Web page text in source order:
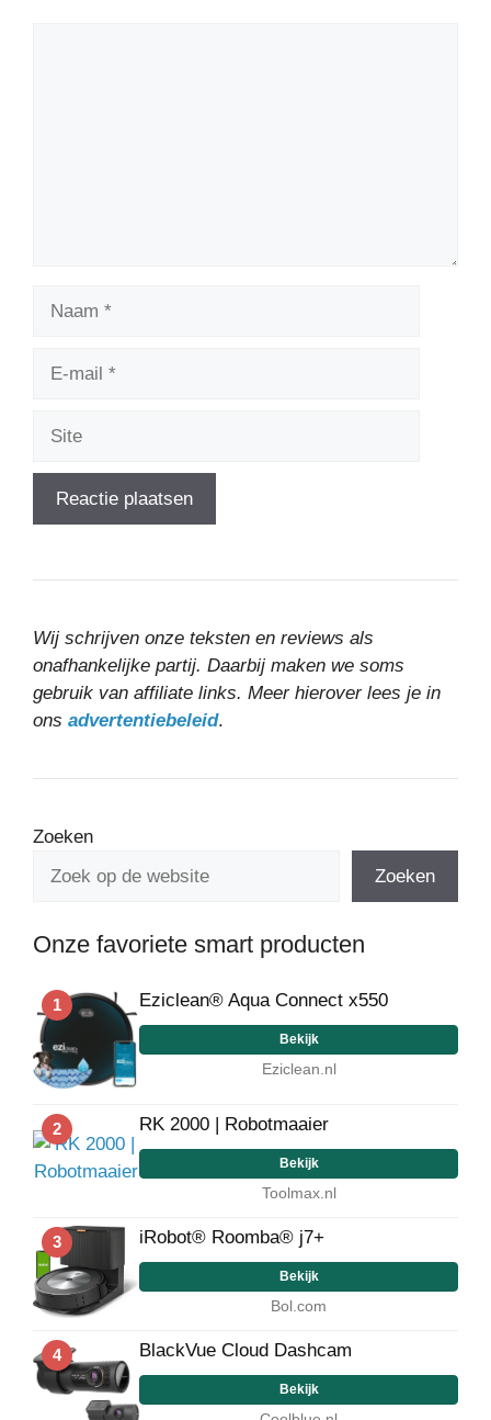
Wij schrijven onze teksten en reviews als
onafhankelijke partij. Daarbij maken we soms
gebruik van affiliate links. Meer hierover lees je in
ons advertentiebeleid.
Zoeken
Zoeken
Onze favoriete smart producten
1 Eziclean® Aqua Connect x550
Bekijk
Eziclean.nl
2 RK 2000 | Robotmaaier
Bekijk
Toolmax.nl
3 iRobot® Roomba® j7+
Bekijk
Bol.com
4 BlackVue Cloud Dashcam
Bekijk